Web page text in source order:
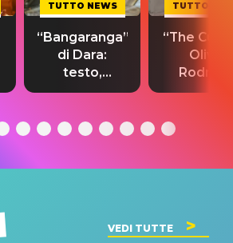
TUTTO NEWS
“Bangaranga”
di Dara:
testo,
traduzione e
del singolo
TUTTO
“The
Olivia
testo,
VEDI TUTTE